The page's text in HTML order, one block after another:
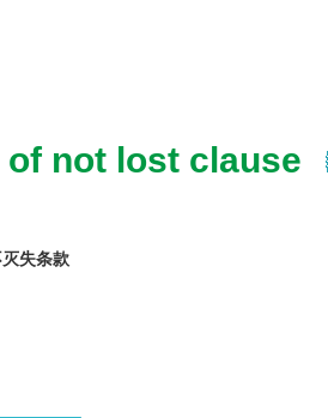
of not lost clause
失条款